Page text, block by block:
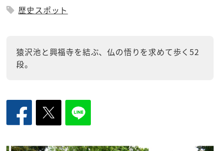
歴史スポット
猿沢池と興福寺を結ぶ、仏の悟りを求めて歩く52
段。